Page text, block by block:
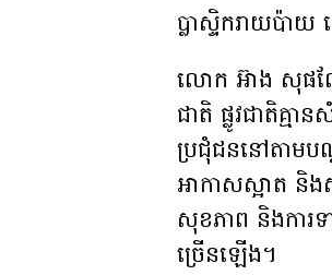
ប្លាស្ទិករាយប៉ាយ
លោក អ៊ាង សុផល្លែ
ជាតិ ផ្លូវជាតិគ្
ប្រជុំជននៅតាមប
អាកាសស្អាត និ
សុខភាព និងការ
ច្រើនឡើង។